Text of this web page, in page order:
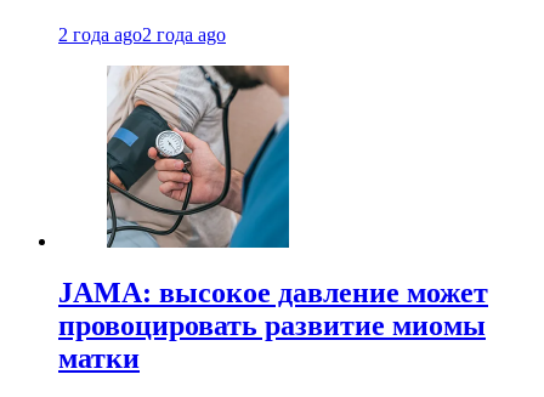
2 года ago2 года ago
JAMA: высокое давление может
провоцировать развитие миомы
матки